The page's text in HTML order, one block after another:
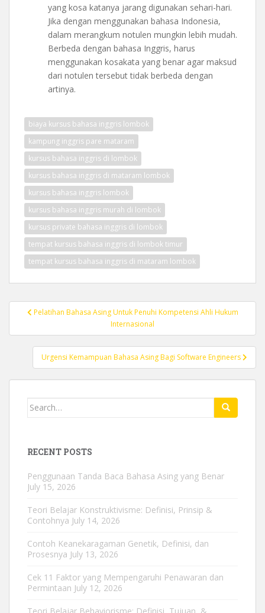
yang kosa katanya jarang digunakan sehari-hari.
Jika dengan menggunakan bahasa Indonesia,
dalam merangkum notulen mungkin lebih mudah.
Berbeda dengan bahasa Inggris, harus
menggunakan kosakata yang benar agar maksud
dari notulen tersebut tidak berbeda dengan
artinya.
biaya kursus bahasa inggris lombok
kampung inggris pare mataram
kursus bahasa inggris di lombok
kursus bahasa inggris di mataram lombok
kursus bahasa inggris lombok
kursus bahasa inggris murah di lombok
kursus private bahasa inggris di lombok
tempat kursus bahasa inggris di lombok timur
tempat kursus bahasa inggris di mataram lombok
PostPelatihan Bahasa Asing Untuk Penuhi Kompetensi Ahli Hukum
Internasional
Urgensi Kemampuan Bahasa Asing Bagi Software Engineers
Search
RECENT POSTS
Penggunaan Tanda Baca Bahasa Asing yang Benar
July 15, 2026
Teori Belajar Konstruktivisme: Definisi, Prinsip &
Contohnya July 14, 2026
Contoh Keanekaragaman Genetik, Definisi, dan
Prosesnya July 13, 2026
Cek 11 Faktor yang Mempengaruhi Penawaran dan
Permintaan July 12, 2026